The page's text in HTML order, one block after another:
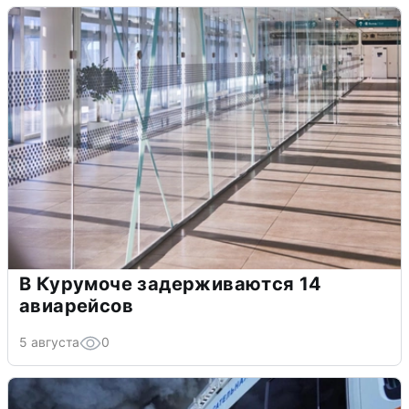
В Курумоче задерживаются 14
авиарейсов
5 августа 0